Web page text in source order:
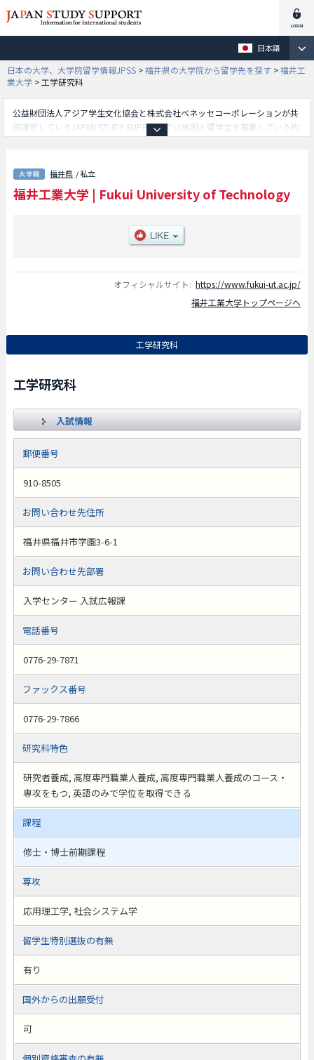
日本語
日本の大学、大学院留学情報JPSS >福井県の大学院から留学先を探す >福井工
業大学 >工学研究科
公益財団法人アジア学生文化協会と株式会社ベネッセコーポレーションが共
同運営しているJAPAN STUDY SUPPORTでは外国人留学生を募集している約
研究科別情報や、募集定員や合格者数など入試情報、施設案内、アクセスな
ど外国人留学生に必要な情報を掲載しているので是非ご利用ください。
福井県 / 私立
福井工業大学 | Fukui University of Technology
オフィシャルサイト: https://www.fukui-ut.ac.jp/
福井工業大学トップページへ
工学研究科
工学研究科
入試情報
郵便番号
910-8505
お問い合わせ先住所
福井県福井市学園3-6-1
お問い合わせ先部署
入学センター 入試広報課
電話番号
0776-29-7871
ファックス番号
0776-29-7866
研究科特色
研究者養成, 高度専門職業人養成, 高度専門職業人養成のコース・
専攻をもつ, 英語のみで学位を取得できる
課程
修士・博士前期課程
専攻
応用理工学, 社会システム学
留学生特別選抜の有無
有り
国外からの出願受付
可